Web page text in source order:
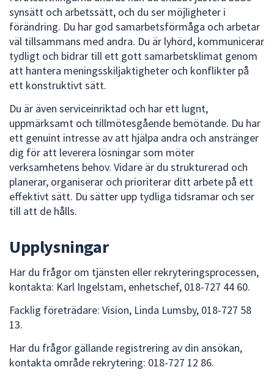
synsätt och arbetssätt, och du ser möjligheter i
förändring. Du har god samarbetsförmåga och arbetar
väl tillsammans med andra. Du är lyhörd, kommunicerar
tydligt och bidrar till ett gott samarbetsklimat genom
att hantera meningsskiljaktigheter och konflikter på
ett konstruktivt sätt.
Du är även serviceinriktad och har ett lugnt,
uppmärksamt och tillmötesgående bemötande. Du har
ett genuint intresse av att hjälpa andra och anstränger
dig för att leverera lösningar som möter
verksamhetens behov. Vidare är du strukturerad och
planerar, organiserar och prioriterar ditt arbete på ett
effektivt sätt. Du sätter upp tydliga tidsramar och ser
till att de hålls.
Upplysningar
Har du frågor om tjänsten eller rekryteringsprocessen,
kontakta: Karl Ingelstam, enhetschef, 018-727 44 60.
Facklig företrädare: Vision, Linda Lumsby, 018-727 58
13.
Har du frågor gällande registrering av din ansökan,
kontakta område rekrytering: 018-727 12 86.